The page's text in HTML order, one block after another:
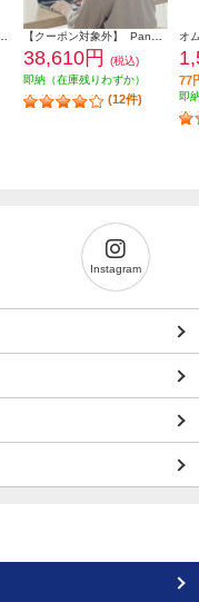
38,610円
(税込)
即納（在庫残りわずか）
(12件)
77
即
Instagram